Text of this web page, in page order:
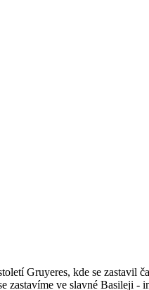
Gruyeres, kde se zastavil
zastavíme ve slavné Basileji -